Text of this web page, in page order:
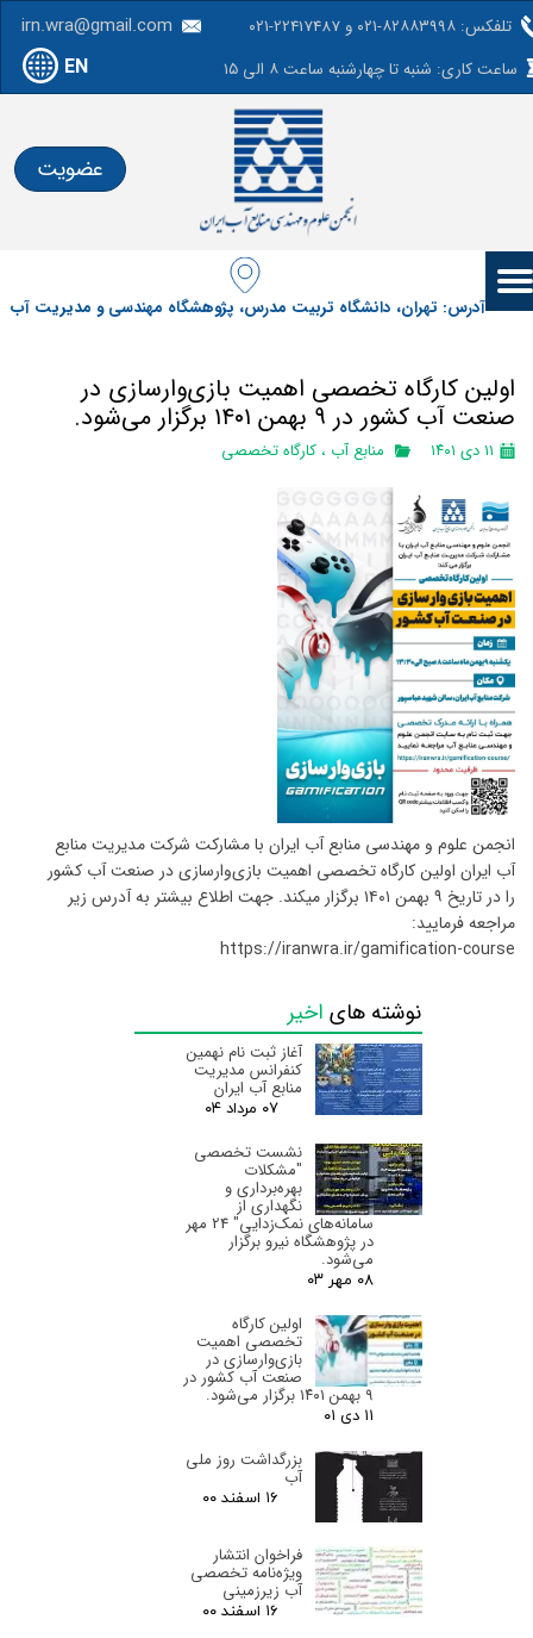
irn.wra@gmail.com
تلفکس: ۸۲۸۸۳۹۹۸-۰۲۱ و 22417487-۰۲۱
ساعت کاری: شنبه تا چهارشنبه ساعت ۸ الی ۱۵
EN
عضویت
آدرس: تهران، دانشگاه تربیت مدرس، پژوهشگاه مهندسی و مدیریت آب
اولین کارگاه تخصصی اهمیت بازی‌وارسازی در
صنعت آب کشور در ۹ بهمن ۱۴۰۱ برگزار می‌شود.
۱۱ دی ۱۴۰۱ منابع آب ، کارگاه تخصصی
انجمن علوم و مهندسی منابع آب ایران با مشارکت شرکت مدیریت منابع
آب ایران اولین کارگاه تخصصی اهمیت بازی‌وارسازی در صنعت آب کشور
را در تاریخ ۹ بهمن ۱۴۰۱ برگزار میکند. جهت اطلاع بیشتر به آدرس زیر
مراجعه فرمایید:
https://iranwra.ir/gamification-course
نوشته های اخیر
آغاز ثبت نام نهمین
کنفرانس مدیریت
منابع آب ایران
۰۷ مرداد ۰۴
نشست تخصصی
"مشكلات
بهره‌برداری و
نگهداری از
سامانه‌های نمک‌زدايی" 24 مهر
در پژوهشگاه نیرو برگزار
می‌شود.
۰۸ مهر ۰۳
اولین کارگاه
تخصصی اهمیت
بازی‌وارسازی در
صنعت آب کشور در
۹ بهمن ۱۴۰۱ برگزار می‌شود.
۱۱ دی ۰۱
بزرگداشت روز ملی
آب
۱۶ اسفند ۰۰
فراخوان انتشار
ویژه‌نامه تخصصی
آب زیرزمینی
۱۶ اسفند ۰۰